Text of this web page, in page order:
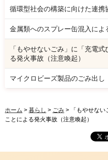
循環型社会の構築に向けた連携
金属類へのスプレー缶混入によ
「もやせないごみ」に「充電
る発火事故（注意喚起）
マイクロビーズ製品のごみ出し
ホーム > 暮らし > ごみ > 「もやせない
ことによる発火事故（注意喚起）